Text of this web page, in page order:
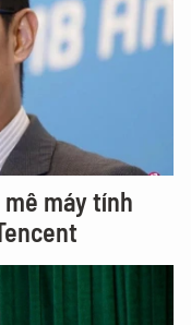
mê máy tính